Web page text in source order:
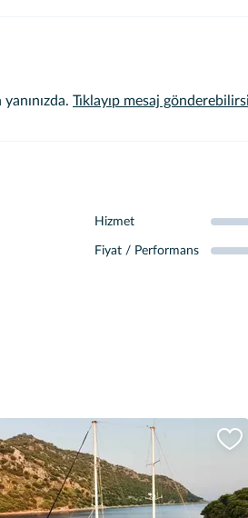
Tıklayıp mesaj
Hizmet
Fiyat / Performans